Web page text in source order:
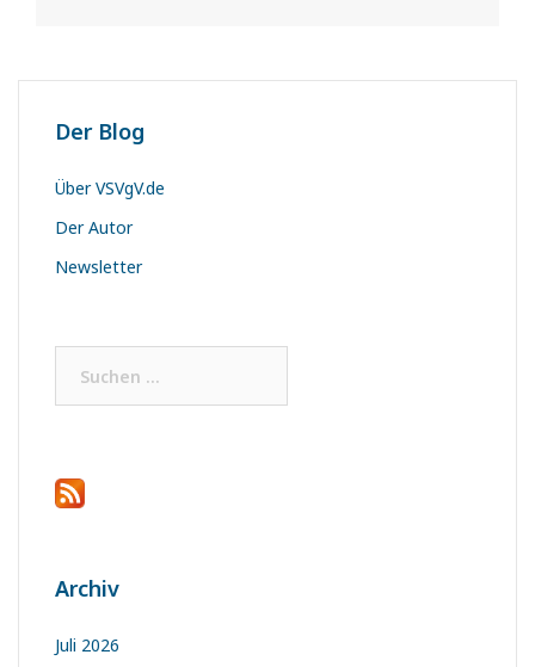
Der Blog
Über VSVgV.de
Der Autor
Newsletter
nach:
Archiv
Juli 2026